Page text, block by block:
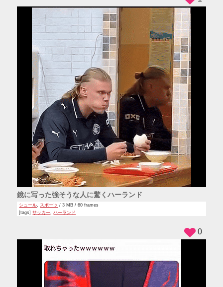
鏡に写った強そうな人に驚くハーランド
シュール スポーツ / 3 MB / 60 frames
[tags]サッカー ,ハーランド
0